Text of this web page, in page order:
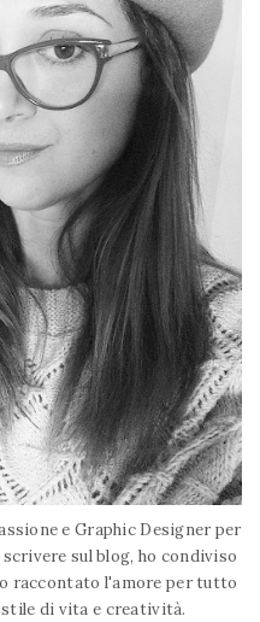
e Graphic Designer per
sul blog, ho condiviso
raccontato l'amore per tutto
stile di vita e creatività.